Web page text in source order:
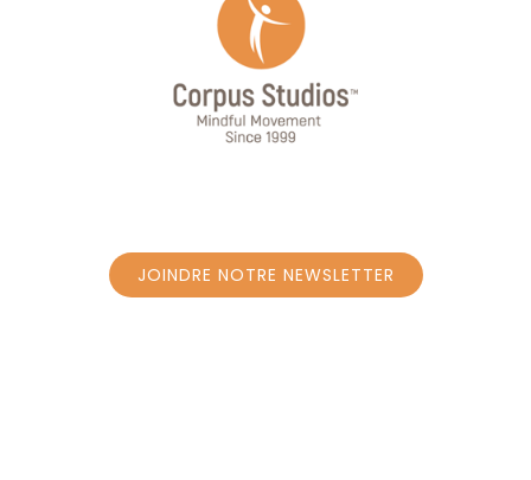
JOINDRE NOTRE NEWSLETTER